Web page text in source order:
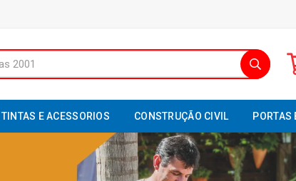
TINTAS E ACESSORIOS CONSTRUÇÃO CIVIL PORTAS